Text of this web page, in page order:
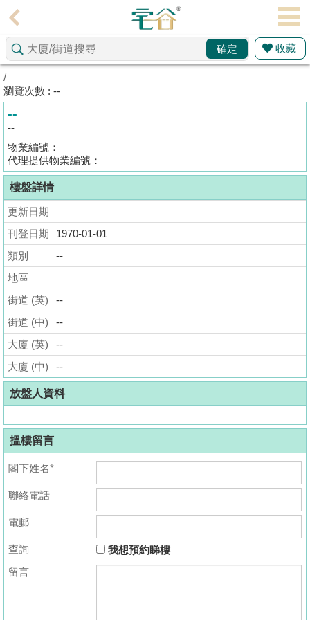
理
主
搵
成
交
業
主
放
盤
宅
谷
按
揭
地
產
博
客
地
產
聞
數
據
佈
確定 收藏
/
瀏覽次數 : --
--
--
物業編號：
代理提供物業編號：
樓盤詳情
更新日期
刊登日期
1970-01-01
類別
--
地區
街道 (英)
--
街道 (中)
--
大廈 (英)
--
大廈 (中)
--
放盤人資料
搵樓留言
閣下姓名*
聯絡電話
電郵
查詢
我想預約睇樓
留言